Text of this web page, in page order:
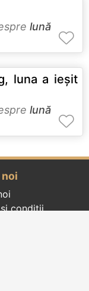
lună
luna a ieşit
lună
condiții